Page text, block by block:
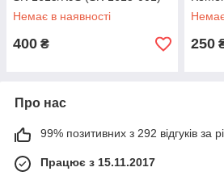
Немає в наявності
400 ₴ 250
Про нас
99% позитивних з 292 відгуків за
Працює з 15.11.2017